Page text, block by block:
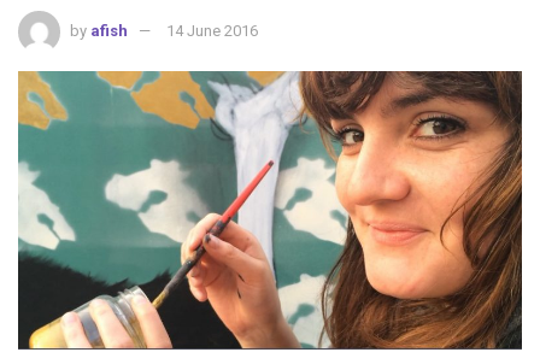
by afish 14 June 2016